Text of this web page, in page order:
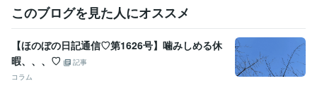
このブログを見た人にオススメ
【ほのぼの日記通信♡第1626号】噛みしめる休
暇、、、♡
記事
コラム